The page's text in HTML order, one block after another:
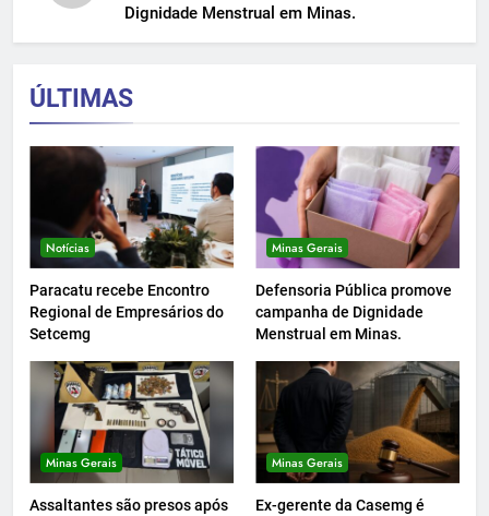
Dignidade Menstrual em Minas.
ÚLTIMAS
Notícias
Paracatu recebe Encontro
Regional de Empresários do
Setcemg
Minas Gerais
Defensoria Pública promove
campanha de Dignidade
Menstrual em Minas.
Minas Gerais
Assaltantes são presos após
Minas Gerais
Ex-gerente da Casemg é